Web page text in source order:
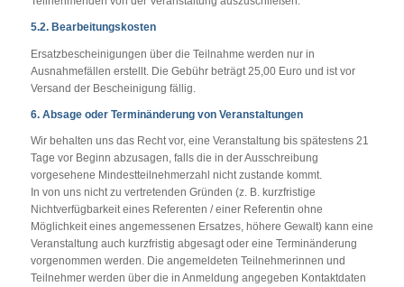
5.2. Bearbeitungskosten
Ersatzbescheinigungen über die Teilnahme werden nur in
Ausnahmefällen erstellt. Die Gebühr beträgt 25,00 Euro und ist vor
Versand der Bescheinigung fällig.
6. Absage oder Terminänderung von Veranstaltungen
Wir behalten uns das Recht vor, eine Veranstaltung bis spätestens 21
Tage vor Beginn abzusagen, falls die in der Ausschreibung
vorgesehene Mindestteilnehmerzahl nicht zustande kommt.
In von uns nicht zu vertretenden Gründen (z. B. kurzfristige
Nichtverfügbarkeit eines Referenten / einer Referentin ohne
Möglichkeit eines angemessenen Ersatzes, höhere Gewalt) kann eine
Veranstaltung auch kurzfristig abgesagt oder eine Terminänderung
vorgenommen werden. Die angemeldeten Teilnehmerinnen und
Teilnehmer werden über die in Anmeldung angegeben Kontaktdaten